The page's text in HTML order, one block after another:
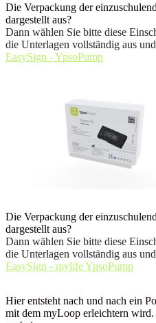
Die Verpackung der
dargestellt aus?
Dann wählen Sie bitte diese
die Unterlagen vollständig aus
EasySign - YpsoPump
Die Verpackung der
dargestellt aus?
Dann wählen Sie bitte diese
die Unterlagen vollständig aus
EasySign - mylife YpsoPump
Hier entsteht nach und nach ein
mit dem myLoop erleichtern